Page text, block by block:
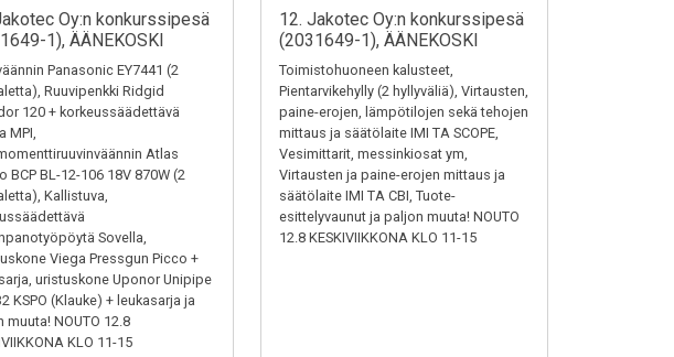
Oy:n konkurssipesä
1), ÄÄNEKOSKI
Panasonic EY7441 (2
Ruuvipenkki Ridgid
120 + korkeussäädettävä
MPI,
Atlas
BCP BL-12-106 18V 870W (2
Kallistuva,
Sovella,
Viega Pressgun Picco +
uristuskone Uponor Unipipe
KSPO (Klauke) + leukasarja ja
muuta! NOUTO 12.8
KLO 11-15
12. Jakotec Oy:n konkurssipesä
(2031649-1), ÄÄNEKOSKI
Toimistohuoneen kalusteet,
Pientarvikehylly (2 hyllyväliä), Virtausten,
paine-erojen, lämpötilojen sekä tehojen
mittaus ja säätölaite IMI TA SCOPE,
Vesimittarit, messinkiosat ym,
Virtausten ja paine-erojen mittaus ja
säätölaite IMI TA CBI, Tuote-
esittelyvaunut ja paljon muuta! NOUTO
12.8 KESKIVIIKKONA KLO 11-15